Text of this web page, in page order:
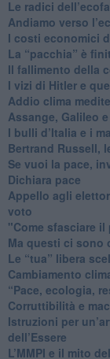
Le radici
Andiamo verso
I costi economici
​La “pacchia” è
​Il fallimento della
​I vizi di Hitler e
Addio clima
​Assange, Galileo
​I bulli d’Italia e i
​Bertrand Russell,
​Se vuoi la pace,
​Dichiara pace
​Appello agli
voto
"Come sfasciare
​Ma questi ci sono
​Le “tua” libera
Cambiamento
“Pace, ecologia,
​Corruttibilità e
Istruzioni per
dell’Essere
​L’MMPI e il mito